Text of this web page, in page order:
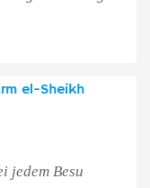
el-Sheikh
jedem Besu